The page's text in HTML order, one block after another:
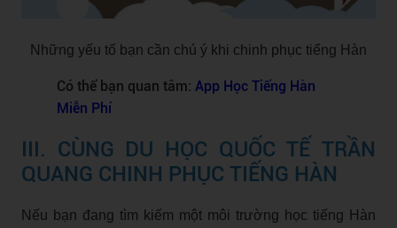
Những yếu tố bạn cần chú ý khi chinh phục tiếng Hàn
Có thể bạn quan tâm: App Học Tiếng Hàn
Miễn Phí
III. CÙNG DU HỌC QUỐC TẾ TRẦN
QUANG CHINH PHỤC TIẾNG HÀN
Nếu bạn đang tìm kiếm một môi trường học tiếng Hàn